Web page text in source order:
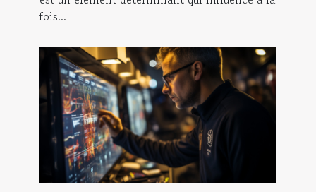
bois et aluminium
fois...